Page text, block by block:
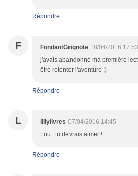
Répondre
F FondantGrignote 18/04/2016 17:53
j'avais abandonné ma première
être retenter l'aventure :)
Répondre
L lillylivres 07/04/2016 14:45
Lou : tu devrais aimer !
Répondre